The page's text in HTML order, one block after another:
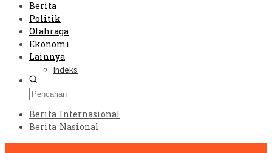
Berita
Politik
Olahraga
Ekonomi
Lainnya
Indeks
Berita Internasional
Berita Nasional